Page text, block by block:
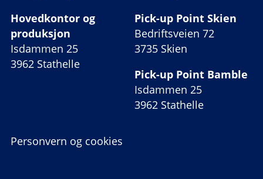
Hovedkontor og
produksjon
Isdammen 25
3962 Stathelle
Pick-up Point Skien
Bedriftsveien 72
3735 Skien
Pick-up Point Bamble
Isdammen 25
3962 Stathelle
Personvern og cookies